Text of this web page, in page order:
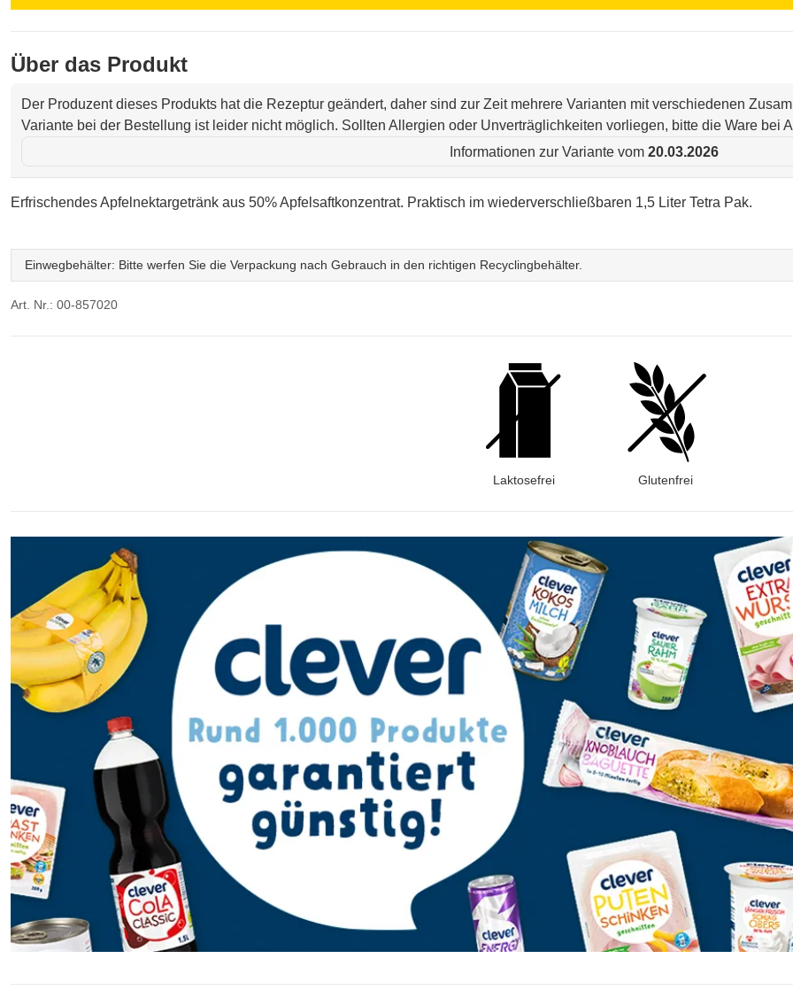
Über das Produkt
Der Produzent dieses Produkts hat die Rezeptur geändert, daher sind zur Zeit mehrere Varianten mit verschiedenen
Variante bei der Bestellung ist leider nicht möglich. Sollten Allergien oder Unverträglichkeiten vorliegen, bitte die Ware bei
Informationen zur Variante vom 20.03.2026
Erfrischendes Apfelnektargetränk aus 50% Apfelsaftkonzentrat. Praktisch im wiederverschließbaren 1,5 Liter Tetra Pak.
Einwegbehälter: Bitte werfen Sie die Verpackung nach Gebrauch in den richtigen Recyclingbehälter.
Art. Nr.: 00-857020
Laktosefrei Glutenfrei